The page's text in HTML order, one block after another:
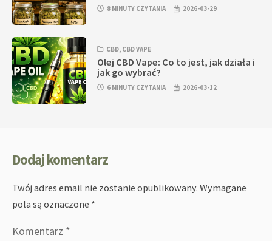
8 MINUTY CZYTANIA 2026-03-29
CBD, CBD VAPE
Olej CBD Vape: Co to jest, jak działa i
jak go wybrać?
6 MINUTY CZYTANIA 2026-03-12
Dodaj komentarz
Twój adres email nie zostanie opublikowany. Wymagane
pola są oznaczone *
Komentarz *